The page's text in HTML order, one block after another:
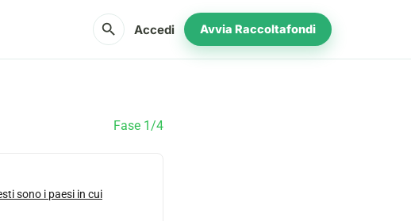
search Accedi Avvia Raccoltafondi
Fase 1/4
sono i paesi in cui